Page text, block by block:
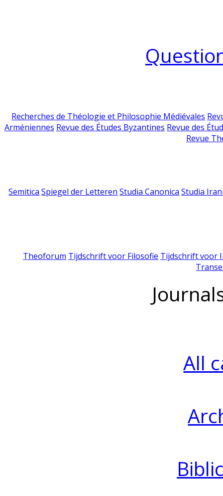
Recherches de Théologie et Philosophie Médiévales
Arméniennes Revue des Études Byzantines Revue des
Revue
Semitica Spiegel der Letteren Studia Canonica Studia
Theoforum Tijdschrift voor Filosofie Tijdschrift voor
All